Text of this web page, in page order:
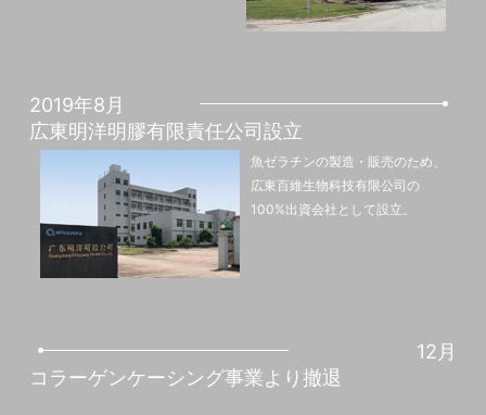
2019年8月
広東明洋明膠有限責任公司設立
魚ゼラチンの製造・販売のため、
広東百維生物科技有限公司の
100%出資会社として設立。
12月
コラーゲンケーシング事業より撤退